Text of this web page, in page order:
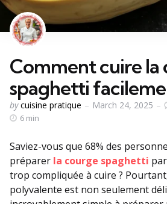
Comment cuire la
spaghetti
Posted
by
by cuisine pratique March 24, 2025
6 min
Saviez-vous que 68% des
préparer la courge spaghetti
trop compliquée à cuire ?
polyvalente est non seulement